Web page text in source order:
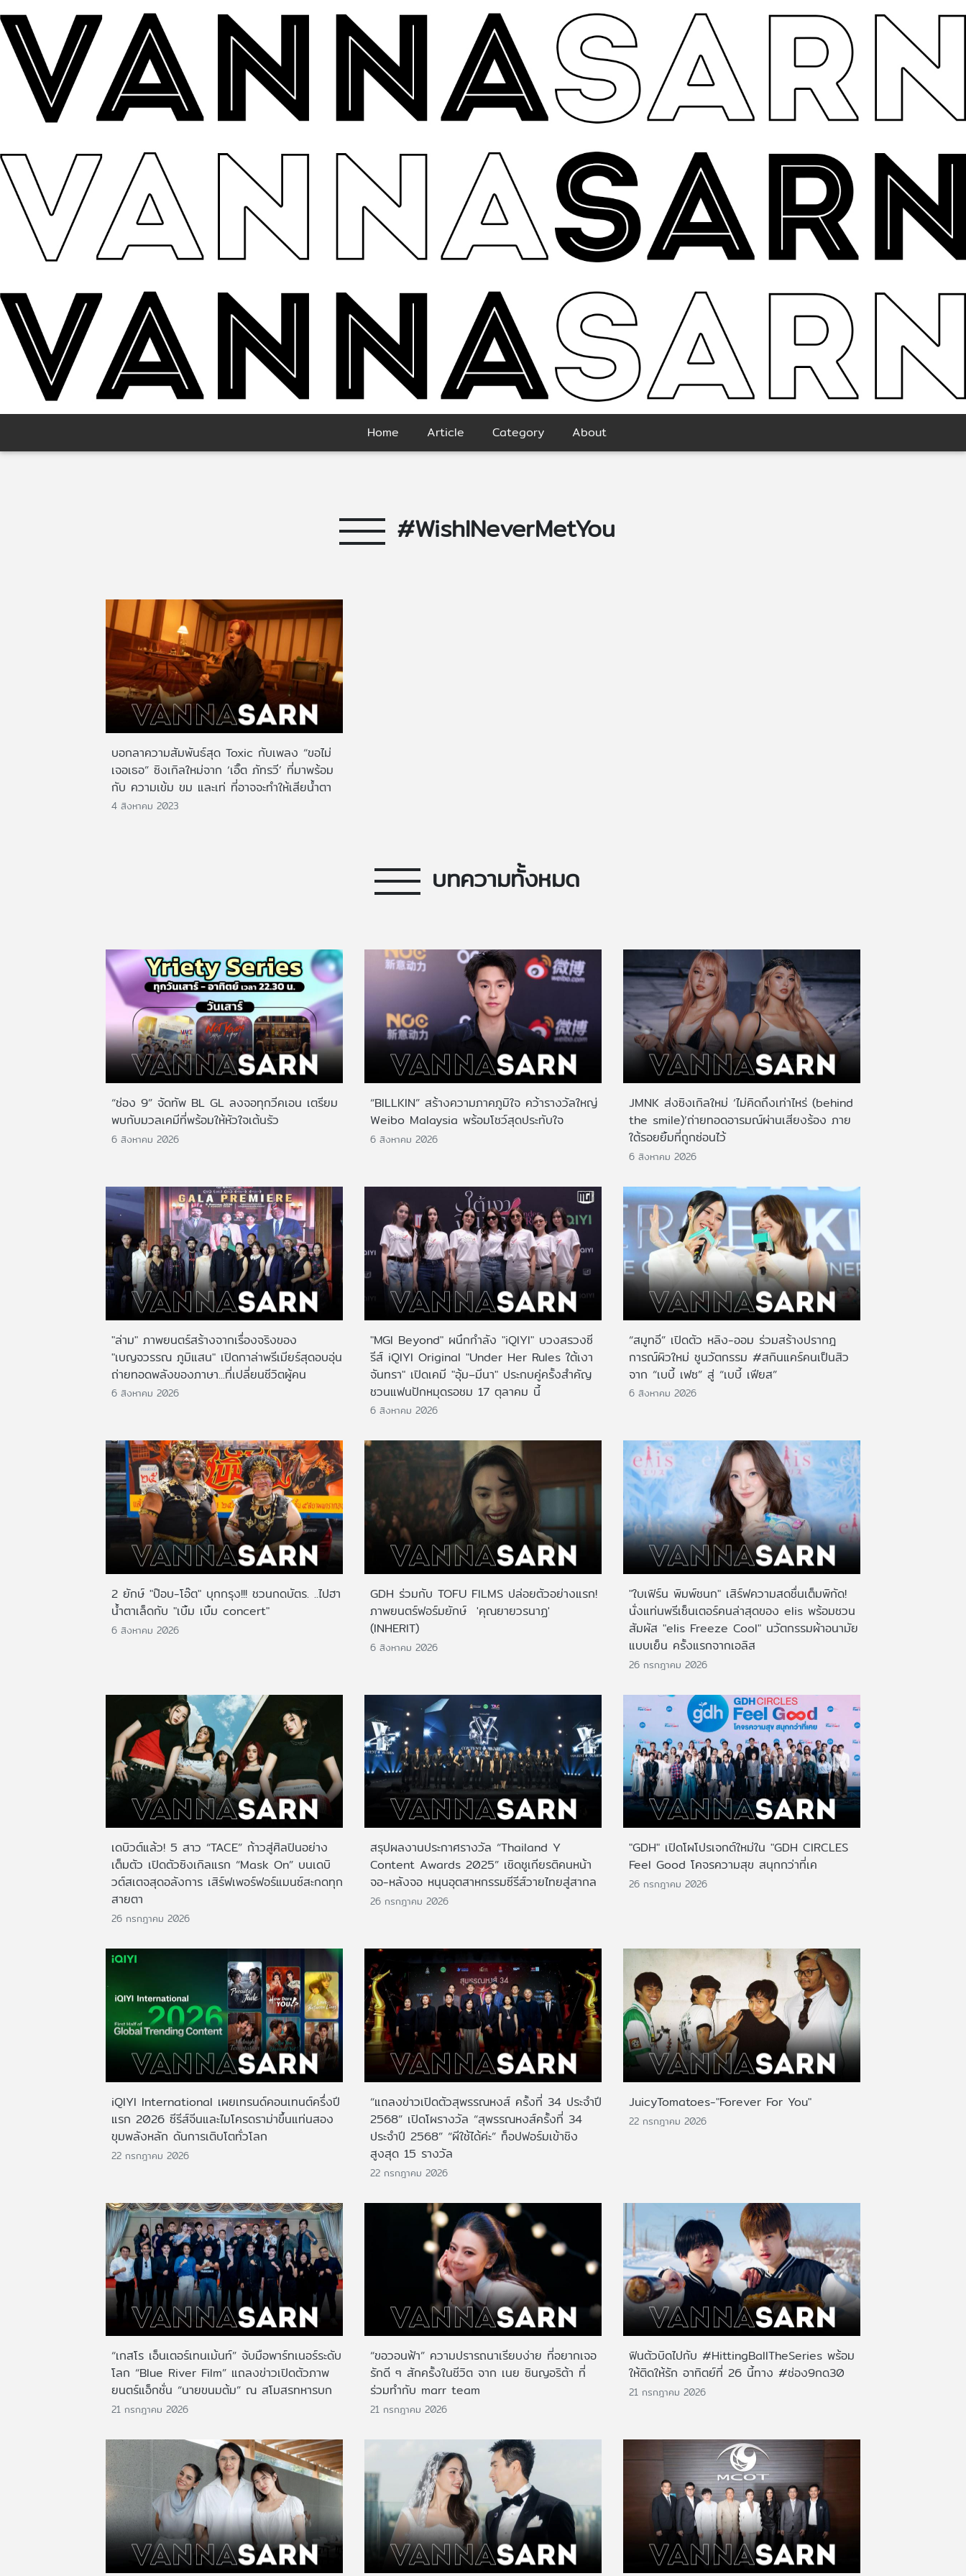
Home Article Category About
#WishINeverMetYou
บอกลาความสัมพันธ์สุด Toxic กับเพลง “ขอไม่
เจอเธอ” ซิงเกิลใหม่จาก ‘เอิ๊ต ภัทรวี’ ที่มาพร้อม
กับ ความเข้ม ขม และเท่ ที่อาจจะทำให้เสียน้ำตา
4 สิงหาคม 2023
บทความทั้งหมด
“ช่อง 9” จัดทัพ BL GL ลงจอทุกวีคเอน เตรียม
พบกับมวลเคมีที่พร้อมให้หัวใจเต้นรัว
6 สิงหาคม 2026
“BILLKIN” สร้างความภาคภูมิใจ คว้ารางวัลใหญ่
Weibo Malaysia พร้อมโชว์สุดประทับใจ
6 สิงหาคม 2026
JMNK ส่งซิงเกิลใหม่ ‘ไม่คิดถึงเท่าไหร่ (behind
the smile)’ถ่ายทอดอารมณ์ผ่านเสียงร้อง ภาย
ใต้รอยยิ้มที่ถูกซ่อนไว้
6 สิงหาคม 2026
"ล่าม" ภาพยนตร์สร้างจากเรื่องจริงของ
"เบญจวรรณ ภูมิแสน" เปิดกาล่าพรีเมียร์สุดอบอุ่น
ถ่ายทอดพลังของภาษา...ที่เปลี่ยนชีวิตผู้คน
6 สิงหาคม 2026
"MGI Beyond" ผนึกกำลัง "iQIYI" บวงสรวงซี
รีส์ iQIYI Original "Under Her Rules ใต้เงา
จันทรา" เปิดเคมี "อุ้ม–มีนา" ประกบคู่ครั้งสำคัญ
ชวนแฟนปักหมุดรอชม 17 ตุลาคม นี้
6 สิงหาคม 2026
“สมูทอี” เปิดตัว หลิง-ออม ร่วมสร้างปรากฎ
การณ์ผิวใหม่ ชูนวัตกรรม #สกินแคร์คนเป็นสิว
จาก “เบบี้ เฟซ” สู่ “เบบี้ เฟียส”
6 สิงหาคม 2026
2 ยักษ์ "ป๊อบ-โอ๊ต" บุกกรุง!!! ชวนกดบัตร. ..ไปฮา
น้ำตาเล็ดกับ "เบิ้ม เบิ้ม concert"
6 สิงหาคม 2026
GDH ร่วมกับ TOFU FILMS ปล่อยตัวอย่างแรก!
ภาพยนตร์ฟอร์มยักษ์ 'คุณยายวรนาฏ'
(INHERIT)
6 สิงหาคม 2026
"ใบเฟิร์น พิมพ์ชนก" เสิร์ฟความสดชื่นเต็มพิกัด!
นั่งแท่นพรีเซ็นเตอร์คนล่าสุดของ elis พร้อมชวน
สัมผัส "elis Freeze Cool" นวัตกรรมผ้าอนามัย
แบบเย็น ครั้งแรกจากเอลิส
26 กรกฎาคม 2026
เดบิวต์แล้ว! 5 สาว “TACE” ก้าวสู่ศิลปินอย่าง
เต็มตัว เปิดตัวซิงเกิลแรก “Mask On” บนเดบิ
วต์สเตจสุดอลังการ เสิร์ฟเพอร์ฟอร์แมนซ์สะกดทุก
สายตา
26 กรกฎาคม 2026
สรุปผลงานประกาศรางวัล “Thailand Y
Content Awards 2025” เชิดชูเกียรติคนหน้า
จอ-หลังจอ หนุนอุตสาหกรรมซีรีส์วายไทยสู่สากล
26 กรกฎาคม 2026
"GDH" เปิดโผโปรเจกต์ใหม่ใน "GDH CIRCLES
Feel Good โคจรความสุข สนุกกว่าที่เค
26 กรกฎาคม 2026
iQIYI International เผยเทรนด์คอนเทนต์ครึ่งปี
แรก 2026 ซีรีส์จีนและไมโครดราม่าขึ้นแท่นสอง
ขุมพลังหลัก ดันการเติบโตทั่วโลก
22 กรกฎาคม 2026
“แถลงข่าวเปิดตัวสุพรรณหงส์ ครั้งที่ 34 ประจำปี
2568” เปิดโผรางวัล “สุพรรณหงส์ครั้งที่ 34
ประจำปี 2568” “ผีใช้ได้ค่ะ” ท็อปฟอร์มเข้าชิง
สูงสุด 15 รางวัล
22 กรกฎาคม 2026
JuicyTomatoes-"Forever For You"
22 กรกฎาคม 2026
“เกสโร เอ็นเตอร์เทนเม้นท์” จับมือพาร์ทเนอร์ระดับ
โลก “Blue River Film” แถลงข่าวเปิดตัวภาพ
ยนตร์แอ็กชั่น “นายขนมต้ม” ณ สโมสรทหารบก
21 กรกฎาคม 2026
“ขอวอนฟ้า” ความปรารถนาเรียบง่าย ที่อยากเจอ
รักดี ๆ สักครั้งในชีวิต จาก เนย ซินญอริต้า ที่
ร่วมทำกับ marr team
21 กรกฎาคม 2026
ฟินตัวบิดไปกับ #HittingBallTheSeries พร้อม
ให้ติดให้รัก อาทิตย์ที่ 26 นี้ทาง #ช่อง9กด30
21 กรกฎาคม 2026